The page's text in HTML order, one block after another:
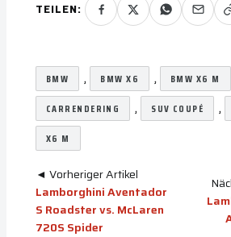
TEILEN:
BMW , BMW X6 , BMW X6 M
CARRENDERING , SUV COUPÉ ,
X6 M
◄ Vorheriger Artikel
Lamborghini Aventador
S Roadster vs. McLaren
720S Spider